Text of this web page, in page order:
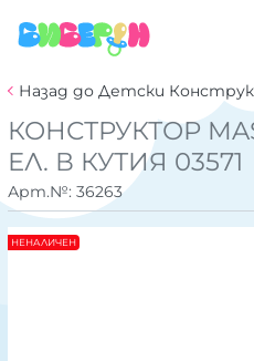
Назад до Детски
КОНСТРУКТОР
ЕЛ. В КУТИЯ 03571
Арт.№: 36263
НЕНАЛИЧЕН